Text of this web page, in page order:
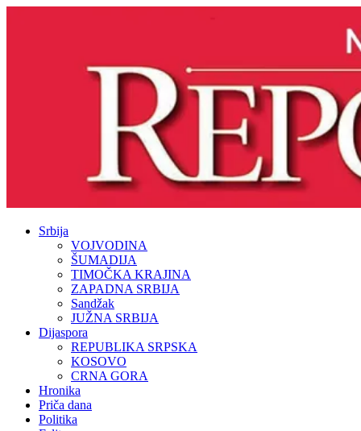
Srbija
VOJVODINA
ŠUMADIJA
TIMOČKA KRAJINA
ZAPADNA SRBIJA
Sandžak
JUŽNA SRBIJA
Dijaspora
REPUBLIKA SRPSKA
KOSOVO
CRNA GORA
Hronika
Priča dana
Politika